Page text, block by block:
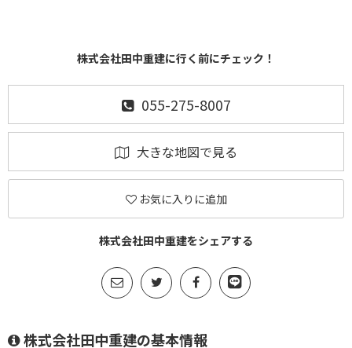
株式会社田中重建に行く前にチェック！
055-275-8007
大きな地図で見る
お気に入りに追加
株式会社田中重建をシェアする
株式会社田中重建の基本情報